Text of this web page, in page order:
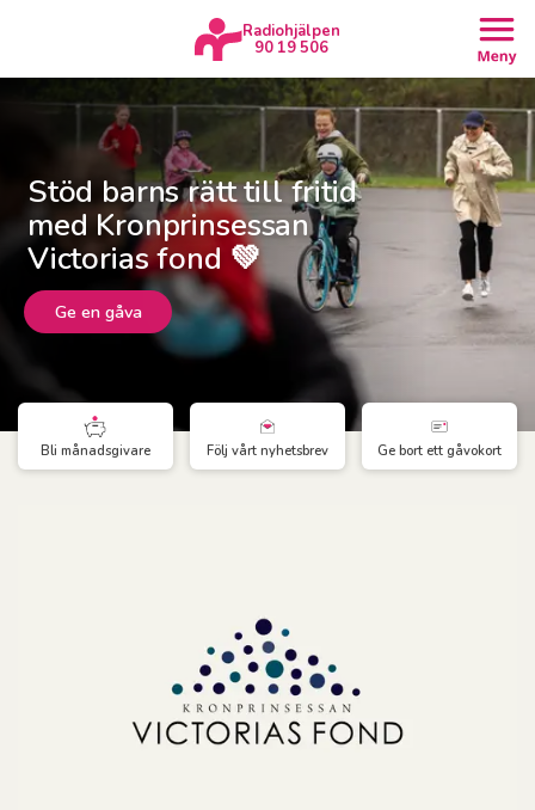
Radiohjälpen
90 19 506
Stöd barns rätt till fritid
med Kronprinsessan
Victorias fond 💚
Ge en gåva
Bli månadsgivare Följ vårt nyhetsbrev Ge bort ett gåvokort